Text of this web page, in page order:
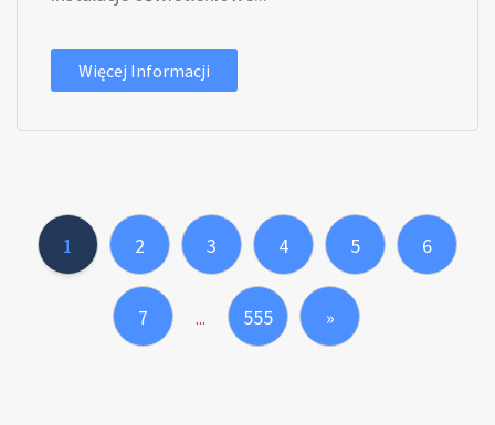
Więcej Informacji
1 2 3 4 5 6
7 ... 555 »